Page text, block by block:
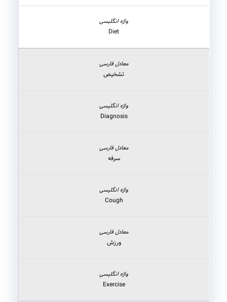
Diet
تشخیص
Diagnosis
سرفه
Cough
ورزش
Exercise